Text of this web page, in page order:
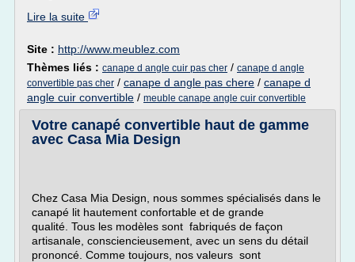
Lire la suite
Site : http://www.meublez.com
Thèmes liés : canape d angle cuir pas cher / canape d angle
convertible pas cher / canape d angle pas chere / canape d
angle cuir convertible / meuble canape angle cuir convertible
Votre canapé convertible haut de gamme
avec Casa Mia Design
Chez Casa Mia Design, nous sommes spécialisés dans le
canapé lit hautement confortable et de grande
qualité. Tous les modèles sont fabriqués de façon
artisanale, consciencieusement, avec un sens du détail
prononcé. Comme toujours, nos valeurs sont